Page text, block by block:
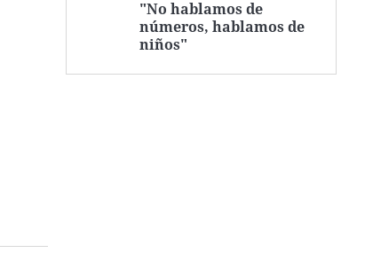
"No hablamos de
números, hablamos de
niños"